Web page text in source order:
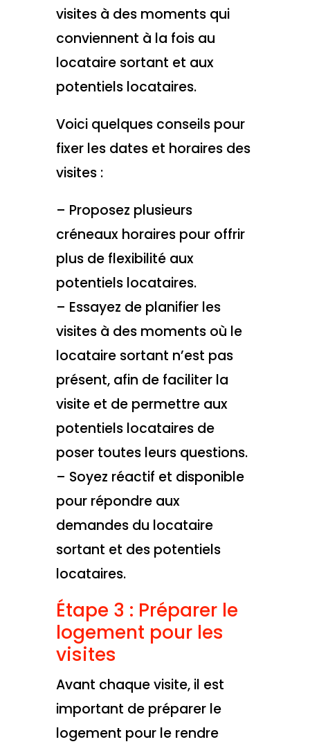
visites à des moments qui
conviennent à la fois au
locataire sortant et aux
potentiels locataires.
Voici quelques conseils pour
fixer les dates et horaires des
visites :
– Proposez plusieurs
créneaux horaires pour offrir
plus de flexibilité aux
potentiels locataires.
– Essayez de planifier les
visites à des moments où le
locataire sortant n’est pas
présent, afin de faciliter la
visite et de permettre aux
potentiels locataires de
poser toutes leurs questions.
– Soyez réactif et disponible
pour répondre aux
demandes du locataire
sortant et des potentiels
locataires.
Étape 3 : Préparer le
logement pour les
visites
Avant chaque visite, il est
important de préparer le
logement pour le rendre